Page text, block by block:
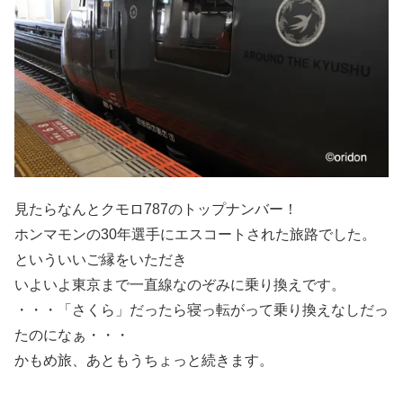
見たらなんとクモロ787のトップナンバー！
ホンマモンの30年選手にエスコートされた旅路でした。
といういいご縁をいただき
いよいよ東京まで一直線なのぞみに乗り換えです。
・・・「さくら」だったら寝っ転がって乗り換えなしだっ
たのになぁ・・・
かもめ旅、あともうちょっと続きます。